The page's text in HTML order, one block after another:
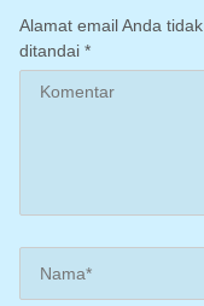
Alamat email Anda
ditandai *